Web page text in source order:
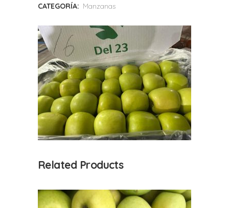
CATEGORÍA: Manzanas
Related Products